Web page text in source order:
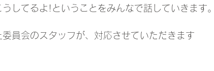
してるよ!ということをみんなで話していきます
員会のスタッフが、対応させていただきます